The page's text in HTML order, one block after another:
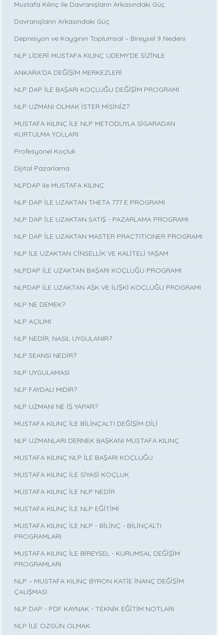
Mustafa Kılınç ile Davranışların Arkasındaki Güç
Davranışların Arkasındaki Güç
Depresyon ve Kaygının Toplumsal – Bireysel 9 Nedeni
NLP LİDERİ MUSTAFA KILINÇ UDEMY'DE SİZİNLE
ANKARA’DA DEĞİŞİM MERKEZLERİ
NLP DAP İLE BAŞARI KOÇLUĞU DEĞİŞİM PROGRAMI
NLP UZMANI OLMAK İSTER MİSİNİZ?
MUSTAFA KILINÇ İLE NLP METODUYLA SİGARADAN
KURTULMA YOLLARI
Profesyonel Koçluk
Dijital Pazarlama
NLPDAP ile MUSTAFA KILINÇ
NLP DAP İLE UZAKTAN THETA 777 E PROGRAMI
NLP DAP İLE UZAKTAN SATIŞ - PAZARLAMA PROGRAMI
NLP DAP İLE UZAKTAN MASTER PRACTITIONER PROGRAMI
NLP İLE UZAKTAN CİNSELLİK VE KALİTELİ YAŞAM
NLPDAP İLE UZAKTAN BAŞARI KOÇLUĞU PROGRAMI
NLPDAP İLE UZAKTAN AŞK VE İLİŞKİ KOÇLUĞU PROGRAMI
NLP NE DEMEK?
NLP AÇILIMI
NLP NEDİR, NASIL UYGULANIR?
NLP SEANSI NEDİR?
NLP UYGULAMASI
NLP FAYDALI MIDIR?
NLP UZMANI NE İŞ YAPAR?
MUSTAFA KILINÇ İLE BİLİNÇALTI DEĞİŞİM DİLİ
NLP UZMANLARI DERNEK BAŞKANI MUSTAFA KILINÇ
MUSTAFA KILINÇ NLP İLE BAŞARI KOÇLUĞU
MUSTAFA KILINÇ İLE SİYASİ KOÇLUK
MUSTAFA KILINÇ İLE NLP NEDİR
MUSTAFA KILINÇ İLE NLP EĞİTİMİ
MUSTAFA KILINÇ İLE NLP - BİLİNÇ - BİLİNÇALTI
PROGRAMLARI
MUSTAFA KILINÇ İLE BİREYSEL - KURUMSAL DEĞİŞİM
PROGRAMLARI
NLP – MUSTAFA KILINÇ BYRON KATİE İNANÇ DEĞİŞİM
ÇALIŞMASI
NLP DAP - PDF KAYNAK - TEKNİK EĞİTİM NOTLARI
NLP İLE ÖZGÜN OLMAK